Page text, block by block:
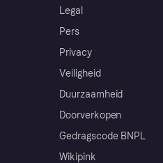
Legal
Pers
Privacy
Veiligheid
Duurzaamheid
Doorverkopen
Gedragscode BNPL
Wikipink